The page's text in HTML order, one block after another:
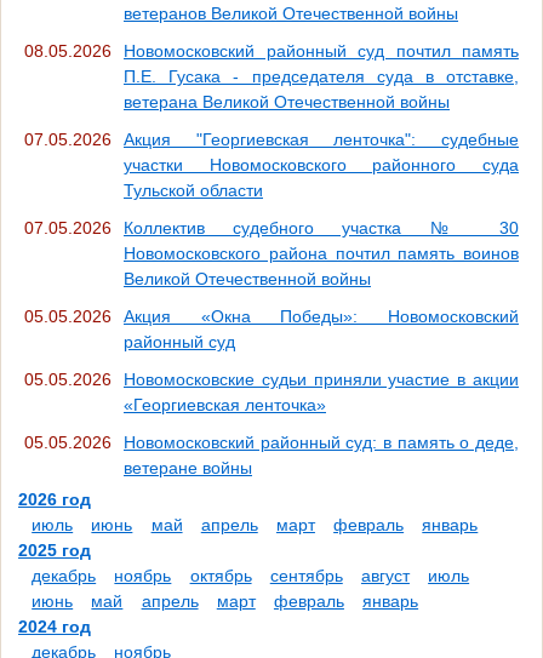
ветеранов Великой Отечественной войны
08.05.2026
Новомосковский районный суд почтил память
П.Е. Гусака - председателя суда в отставке,
ветерана Великой Отечественной войны
07.05.2026
Акция "Георгиевская ленточка": судебные
участки Новомосковского районного суда
Тульской области
07.05.2026
Коллектив судебного участка № 30
Новомосковского района почтил память воинов
Великой Отечественной войны
05.05.2026
Акция «Окна Победы»: Новомосковский
районный суд
05.05.2026
Новомосковские судьи приняли участие в акции
«Георгиевская ленточка»
05.05.2026
Новомосковский районный суд: в память о деде,
ветеране войны
2026 год
июль
июнь май апрель март февраль
январь
2025 год
декабрь
ноябрь октябрь сентябрь август
июль
июнь
май апрель март февраль
январь
2024 год
декабрь
ноябрь